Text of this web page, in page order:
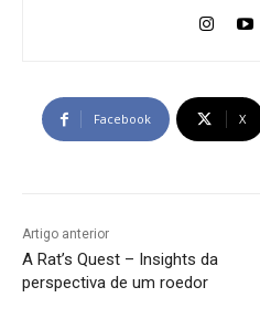
Facebook X
Artigo anterior
A Rat’s Quest – Insights da
perspectiva de um roedor